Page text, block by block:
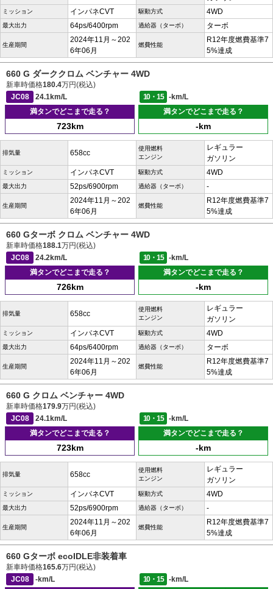
ミッション インパネCVT 駆動方式 4WD
最大出力 64ps/6400rpm 過給器（ターボ） ターボ
生産期間
2024年11月～202
6年06月
燃費性能
R12年度燃費基準7
5%達成
660 G ダーククロム ベンチャー 4WD
新車時価格180.4万円(税込)
JC08
24.1km/L 10・15
-km/L
満タンでどこまで走る？
723km
満タンでどこまで走る？
-km
排気量 658cc
使用燃料
エンジン
レギュラー
ガソリン
ミッション インパネCVT 駆動方式 4WD
最大出力 52ps/6900rpm 過給器（ターボ） -
生産期間
2024年11月～202
6年06月
燃費性能
R12年度燃費基準7
5%達成
660 Gターボ クロム ベンチャー 4WD
新車時価格188.1万円(税込)
JC08
24.2km/L 10・15
-km/L
満タンでどこまで走る？
726km
満タンでどこまで走る？
-km
排気量 658cc
使用燃料
エンジン
レギュラー
ガソリン
ミッション インパネCVT 駆動方式 4WD
最大出力 64ps/6400rpm 過給器（ターボ） ターボ
生産期間
2024年11月～202
6年06月
燃費性能
R12年度燃費基準7
5%達成
660 G クロム ベンチャー 4WD
新車時価格179.9万円(税込)
JC08
24.1km/L 10・15
-km/L
満タンでどこまで走る？
723km
満タンでどこまで走る？
-km
排気量 658cc
使用燃料
エンジン
レギュラー
ガソリン
ミッション インパネCVT 駆動方式 4WD
最大出力 52ps/6900rpm 過給器（ターボ） -
生産期間
2024年11月～202
6年06月
燃費性能
R12年度燃費基準7
5%達成
660 Gターボ ecoIDLE非装着車
新車時価格165.6万円(税込)
JC08
-km/L 10・15
-km/L